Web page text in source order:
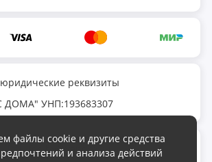
файлы cookie и другие средства
и анализа действий
реквизиты
УНП:193683307
fds.by@yandex.ru